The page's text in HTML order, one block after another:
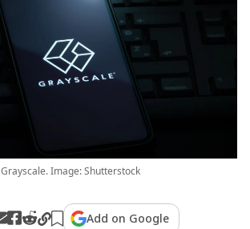
Grayscale. Image: Shutterstock
Add on Google